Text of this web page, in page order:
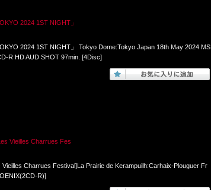
2024 1ST NIGHT」
2024 1ST NIGHT」 Tokyo Dome:Tokyo Japan 18th May 2024 MS
R HD AUD SHOT 97min. [4Disc]
Vieilles Charrues Fes
Charrues Festival]La Prairie de Kerampuilh:Carhaix-Plouguer Fr
R)]